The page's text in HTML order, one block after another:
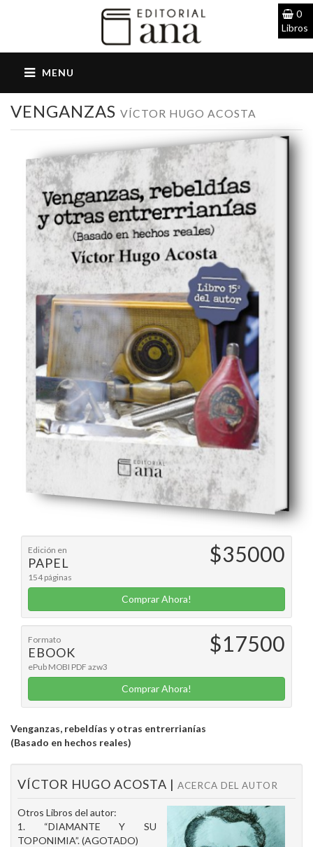
0
Libros
VENGANZAS VÍCTOR HUGO ACOSTA
$35000
Edición en
PAPEL
154 páginas
Comprar Ahora!
$17500
Formato
EBOOK
ePub MOBI PDF azw3
Comprar Ahora!
Venganzas, rebeldías y otras entrerrianías
(Basado en hechos reales)
VÍCTOR HUGO ACOSTA | ACERCA DEL AUTOR
Otros Libros del autor:
1. “DIAMANTE Y SU
TOPONIMIA”. (AGOTADO)